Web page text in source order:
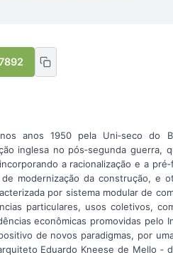
anos 1950 pela Uni‐seco do
inglesa no pós‐segunda guerra,
a racionalização e a
modernização da construção, e
por sistema modular de
particulares, usos coletivos,
econômicas promovidas pelo
de novos paradigmas, por
Eduardo Kneese de Mello ‐